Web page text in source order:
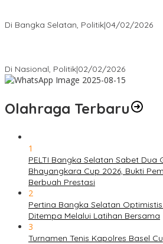
Di Bangka Selatan, Politik|04/02/2026
Di Nasional, Politik|02/02/2026
Olahraga Terbaru
1
PELTI Bangka Selatan Sabet Dua
Bhayangkara Cup 2026, Bukti
Berbuah Prestasi
2
Pertina Bangka Selatan
Ditempa Melalui Latihan Bersama
3
Turnamen Tenis Kapolres Basel